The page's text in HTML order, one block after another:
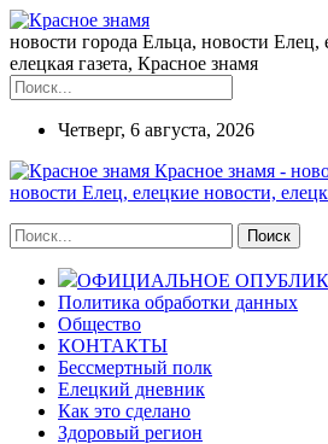
новости города Ельца, новости Елец,
елецкая газета, Красное знамя
Четверг, 6 августа, 2026
Красное знамя -
новости Елец, елецкие новости,
ОФИЦИАЛЬНОЕ
Политика обработки данных
Общество
КОНТАКТЫ
Бессмертный полк
Елецкий дневник
Как это сделано
Здоровый регион